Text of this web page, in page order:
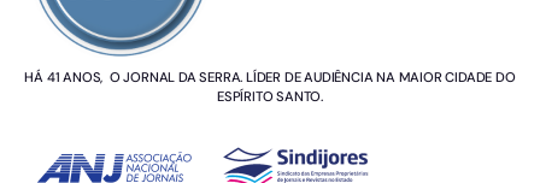
HÁ 41 ANOS, O JORNAL DA SERRA. LÍDER DE AUDIÊNCIA NA MAIOR CIDADE DO
ESPÍRITO SANTO.